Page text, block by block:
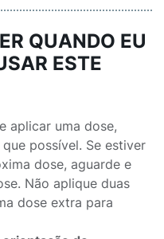
QUANDO EU
ESTE
aplicar uma dose,
possível. Se estiver
dose, aguarde e
Não aplique duas
dose extra para